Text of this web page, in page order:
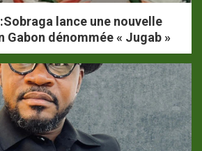
lance une nouvelle
Gabon dénommée « Jugab »